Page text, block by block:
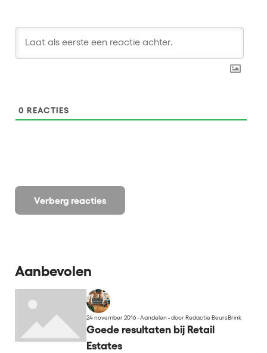
Verberg reacties
0 REACTIES
Aanbevolen
24 november 2016 - Aandelen•door Redactie BeursBrink
Goede resultaten bij Retail
Estates